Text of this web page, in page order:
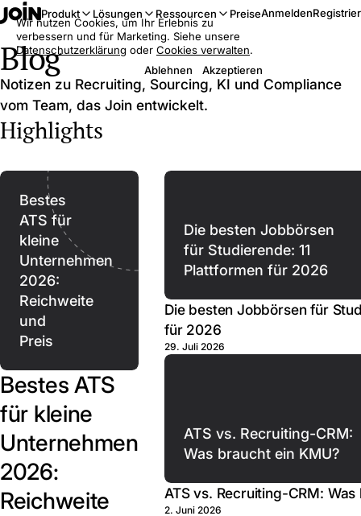
Produkt Lösungen Ressourcen PreiseAnmelden
Blog
Notizen zu Recruiting, Sourcing, KI und Compliance
vom Team, das Join entwickelt.
Highlights
Bestes
ATS für
kleine
Unternehmen
2026:
Reichweite
und
Preis
Bestes ATS
für kleine
Unternehmen
2026:
Reichweite
Die besten Jobbörsen
für Studierende: 11
Plattformen für 2026
Die besten Jobbörsen für
für 2026
29. Juli 2026
ATS vs. Recruiting-CRM:
Was braucht ein KMU?
ATS vs. Recruiting-CRM:
2. Juni 2026
Wir nutzen Cookies, um Ihr Erlebnis zu
verbessern und für Marketing. Siehe unsere
Datenschutzerklärung oder Cookies verwalten.
Ablehnen
Akzeptieren